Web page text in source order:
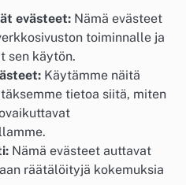
evästeet: Nämä evästeet
toiminnalle ja
sen käytön.
Käytämme näitä
tietoa siitä, miten
Nämä evästeet auttavat
räätälöityjä kokemuksia